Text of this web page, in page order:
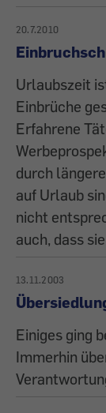
20.7.2010
Urlaubszeit
Einbrüche
Erfahrene
durch
auf Urlaub
nicht
auch, dass
13.11.2003
Einiges ging
Immerhin